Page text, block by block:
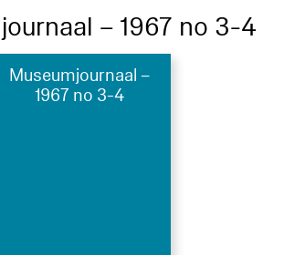
– 1967 no 3-4
Museumjournaal –
1967 no 3-4